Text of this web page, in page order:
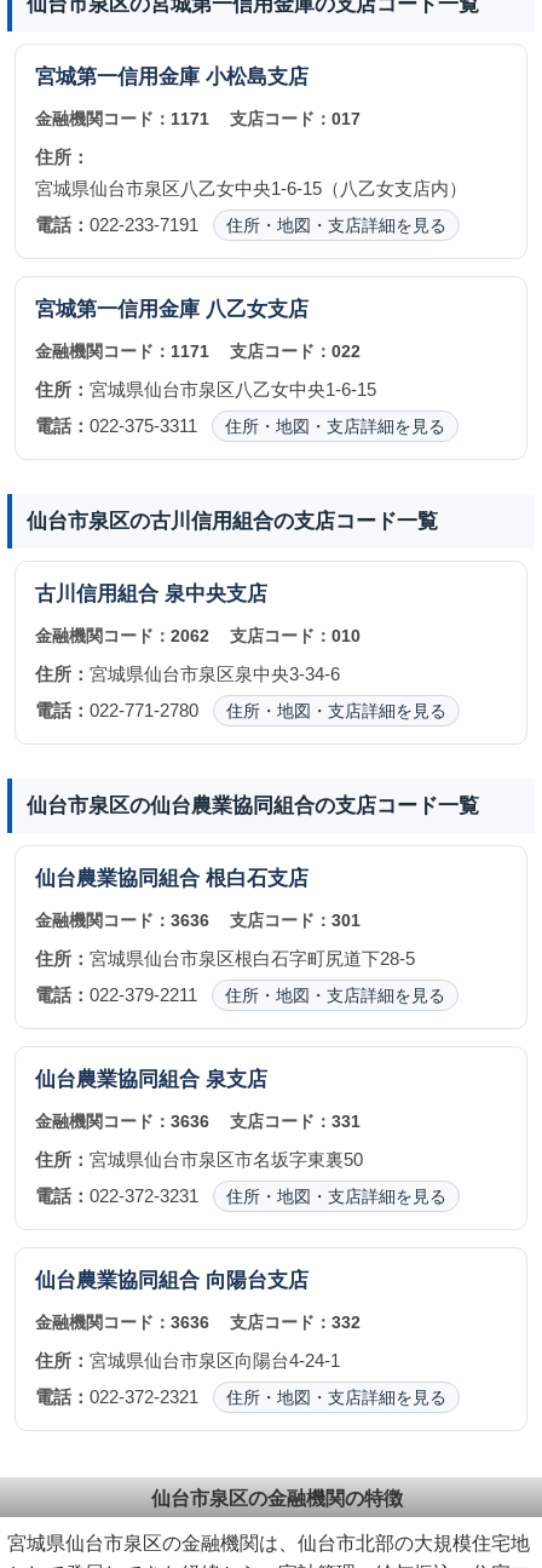
宮城第一信用金庫 小松島支店
金融機関コード： 1171 支店コード：017
住所：
宮城県仙台市泉区八乙女中央1-6-15（八乙女支店内）
電話： 022-233-7191 住所・地図・支店詳細を見る
宮城第一信用金庫 八乙女支店
金融機関コード： 1171 支店コード：022
住所： 宮城県仙台市泉区八乙女中央1-6-15
電話： 022-375-3311 住所・地図・支店詳細を見る
仙台市泉区の古川信用組合の支店コード一覧
古川信用組合 泉中央支店
金融機関コード： 2062 支店コード：010
住所： 宮城県仙台市泉区泉中央3-34-6
電話： 022-771-2780 住所・地図・支店詳細を見る
仙台市泉区の仙台農業協同組合の支店コード一覧
仙台農業協同組合 根白石支店
金融機関コード： 3636 支店コード：301
住所： 宮城県仙台市泉区根白石字町尻道下28-5
電話： 022-379-2211 住所・地図・支店詳細を見る
仙台農業協同組合 泉支店
金融機関コード： 3636 支店コード：331
住所： 宮城県仙台市泉区市名坂字東裏50
電話： 022-372-3231 住所・地図・支店詳細を見る
仙台農業協同組合 向陽台支店
金融機関コード： 3636 支店コード：332
住所： 宮城県仙台市泉区向陽台4-24-1
電話： 022-372-2321 住所・地図・支店詳細を見る
仙台市泉区の金融機関の特徴
宮城県仙台市泉区の金融機関は、仙台市北部の大規模住宅地